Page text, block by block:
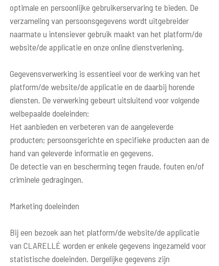
optimale en persoonlijke gebruikerservaring te bieden. De
verzameling van persoonsgegevens wordt uitgebreider
naarmate u intensiever gebruik maakt van het platform/de
website/de applicatie en onze online dienstverlening.
Gegevensverwerking is essentieel voor de werking van het
platform/de website/de applicatie en de daarbij horende
diensten. De verwerking gebeurt uitsluitend voor volgende
welbepaalde doeleinden:
Het aanbieden en verbeteren van de aangeleverde
producten; persoonsgerichte en specifieke producten aan de
hand van geleverde informatie en gegevens.
De detectie van en bescherming tegen fraude, fouten en/of
criminele gedragingen.
Marketing doeleinden
Bij een bezoek aan het platform/de website/de applicatie
van CLARELLÉ worden er enkele gegevens ingezameld voor
statistische doeleinden. Dergelijke gegevens zijn